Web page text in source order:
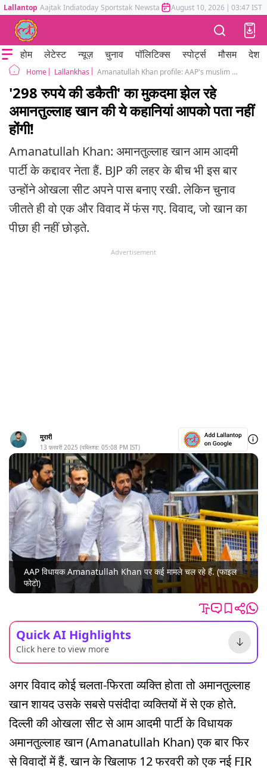
Lallantop Aajtak Indiatoday Sportstak Newstak Mumbai Tak Astrotak
August 10, 2026 | 03:47 IST
होम लेटेस्ट न्यूज़ चुनाव पॉलिटिक्स स्पोर्ट्स मौसम देश
Home Lallankhas Amanatullah Khan profile: AAP's muslim face and man at the center of controversies
'298 रुपये की डकैती' का मुकदमा झेल रहे
अमानतुल्लाह खान की ये कहानियां आपको पता नहीं
होंगी!
Amanatullah Khan: अमानतुल्लाह खान आम आदमी
पार्टी के कद्दावर नेता हैं. BJP की लहर के बीच भी इस बार
उन्होंने ओखला सीट अपने पास बनाए रखी. लेकिन चुनाव
जीतते ही वो एक और विवाद में फंस गए. विवाद, जो खान का
पीछा ही नहीं छोड़ते.
Advertisement
मुरारी
13 फ़रवरी 2025 (पब्लिश्ड: 05:08 PM IST)
AAP विधायक Amanatullah Khan पर कई मामले चल रहे हैं. (फाइल
फोटो)
Quick AI Highlights
Click here to view more
अगर विवाद कोई चलता-फिरता व्यक्ति होता तो अमानतुल्लाह
खान शायद उसके सबसे पसंदीदा व्यक्तियों में से एक होते.
दिल्ली की ओखला सीट से आम आदमी पार्टी के विधायक
अमानतुल्लाह खान (Amanatullah Khan) एक बार फिर
से विवादों में हैं. खान के खिलाफ 12 फरवरी को एक नई FIR